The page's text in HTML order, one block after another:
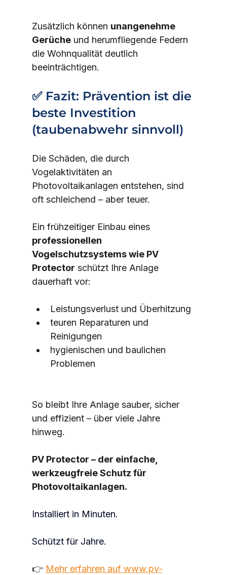
Zusätzlich können unangenehme
Gerüche und herumfliegende Federn
die Wohnqualität deutlich
beeinträchtigen.
✅ Fazit: Prävention ist die
beste Investition
(taubenabwehr sinnvoll)
Die Schäden, die durch
Vogelaktivitäten an
Photovoltaikanlagen entstehen, sind
oft schleichend – aber teuer.
Ein frühzeitiger Einbau eines
professionellen
Vogelschutzsystems wie PV
Protector schützt Ihre Anlage
dauerhaft vor:
Leistungsverlust und Überhitzung
teuren Reparaturen und
Reinigungen
hygienischen und baulichen
Problemen
So bleibt Ihre Anlage sauber, sicher
und effizient – über viele Jahre
hinweg.
PV Protector – der einfache,
werkzeugfreie Schutz für
Photovoltaikanlagen.
Installiert in Minuten.
Schützt für Jahre.
👉 Mehr erfahren auf www.pv-